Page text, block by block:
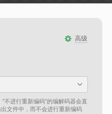
高级
不进行重新编码”的编解码器会直
文件中，而不会进行重新编码